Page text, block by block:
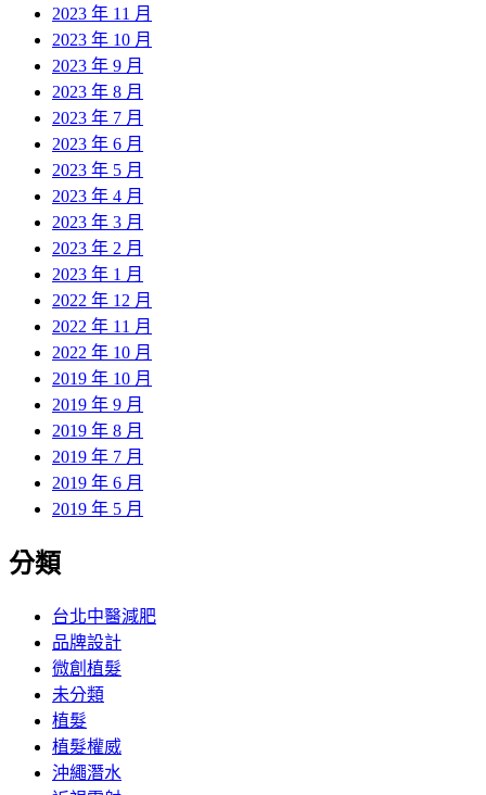
2023 年 11 月
2023 年 10 月
2023 年 9 月
2023 年 8 月
2023 年 7 月
2023 年 6 月
2023 年 5 月
2023 年 4 月
2023 年 3 月
2023 年 2 月
2023 年 1 月
2022 年 12 月
2022 年 11 月
2022 年 10 月
2019 年 10 月
2019 年 9 月
2019 年 8 月
2019 年 7 月
2019 年 6 月
2019 年 5 月
分類
台北中醫減肥
品牌設計
微創植髮
未分類
植髮
植髮權威
沖繩潛水